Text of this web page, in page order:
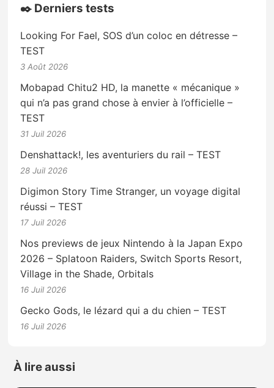
✒️ Derniers tests
Looking For Fael, SOS d’un coloc en détresse –
TEST
3 Août 2026
Mobapad Chitu2 HD, la manette « mécanique »
qui n’a pas grand chose à envier à l’officielle –
TEST
31 Juil 2026
Denshattack!, les aventuriers du rail – TEST
28 Juil 2026
Digimon Story Time Stranger, un voyage digital
réussi – TEST
17 Juil 2026
Nos previews de jeux Nintendo à la Japan Expo
2026 – Splatoon Raiders, Switch Sports Resort,
Village in the Shade, Orbitals
16 Juil 2026
Gecko Gods, le lézard qui a du chien – TEST
16 Juil 2026
À lire aussi